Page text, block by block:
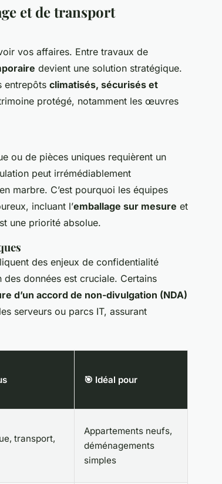
et de transport
vos affaires. Entre travaux de
devient une solution stratégique.
entrepôts climatisés, sécurisés et
protégé, notamment les œuvres
ou de pièces uniques requièrent un
peut irrémédiablement
marbre. C’est pourquoi les équipes
incluant l’emballage sur mesure et
une priorité absolue.
des enjeux de confidentialité
données est cruciale. Certains
d’un accord de non-divulgation (NDA)
serveurs ou parcs IT, assurant
🎯 Idéal pour
transport,
Appartements neufs,
déménagements
simples